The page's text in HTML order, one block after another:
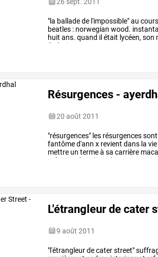
"la balladede l'impossible"au cours
beatles : norwegian wood.
huit ans. quand il était lycéen, son
ils
étaient
Résurgences -
20 août 2011
"résurgences" les résurgencessont
fantômed'ann x revient dans la vie
mettre un termeà sa carrière
mémoire
de naïs bout
L'étrangleur de cater
9 août 2011
"l'étrangleurdecaterstreet"